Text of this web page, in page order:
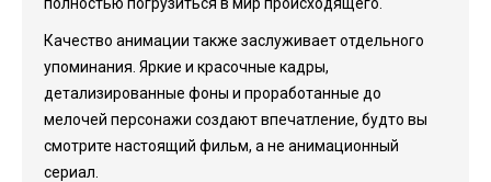
Качество анимации также заслуживает отдельного
упоминания. Яркие и красочные кадры,
детализированные фоны и проработанные до
мелочей персонажи создают впечатление, будто вы
смотрите настоящий фильм, а не анимационный
сериал.